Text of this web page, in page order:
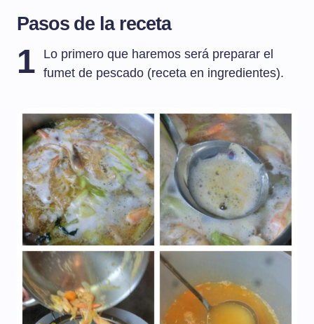
Pasos de la receta
1
Lo primero que haremos será preparar el
fumet de pescado (receta en ingredientes).